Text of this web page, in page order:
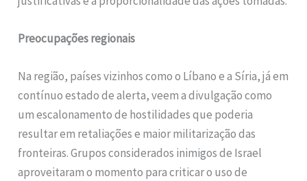
Preocupações regionais
Na região, países vizinhos como o Líbano e a Síria, já em
contínuo estado de alerta, veem a divulgação como
um escalonamento de hostilidades que poderia
resultar em retaliações e maior militarização das
fronteiras. Grupos considerados inimigos de Israel
aproveitaram o momento para criticar o uso de